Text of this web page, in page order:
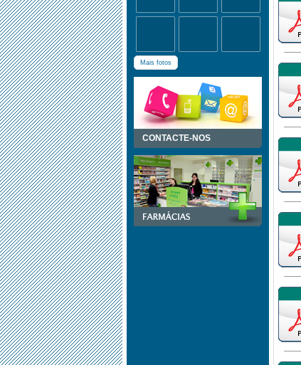
Mais fotos
CONTACTE-NOS